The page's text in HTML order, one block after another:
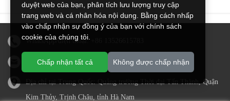
WhatsApp/điện thoại:
E-mail:sales@doingmachinery.com
Địa chỉ tại Trung Quốc: Quảng trường Thời đại Tấn Thành, Quận
Kim Thủy, Trịnh Châu, tỉnh Hà Nam
duyệt web của bạn, phân tích lưu lượng truy cập
trang web và cá nhân hóa nội dung. Bằng cách nhấp
vào chấp nhận sự đồng ý của bạn với chính sách
cookie của chúng tôi.
Chấp nhận tất cả Không được chấp nhận